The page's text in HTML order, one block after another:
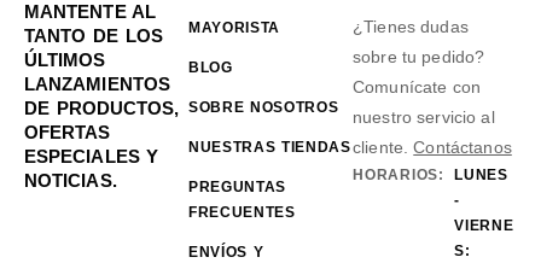
MANTENTE AL
TANTO DE LOS
ÚLTIMOS
LANZAMIENTOS
DE PRODUCTOS,
OFERTAS
ESPECIALES Y
NOTICIAS.
MAYORISTA
BLOG
SOBRE NOSOTROS
NUESTRAS TIENDAS
PREGUNTAS
FRECUENTES
ENVÍOS Y
¿Tienes dudas
sobre tu pedido?
Comunícate con
nuestro servicio al
cliente.Contáctanos
HORARIOS:
LUNES
-
VIERNE
S: